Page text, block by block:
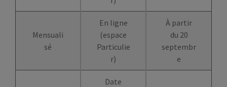
Mensuali
sé
En ligne
(espace
Particulie
r)
À partir
du 20
septembr
e
Date